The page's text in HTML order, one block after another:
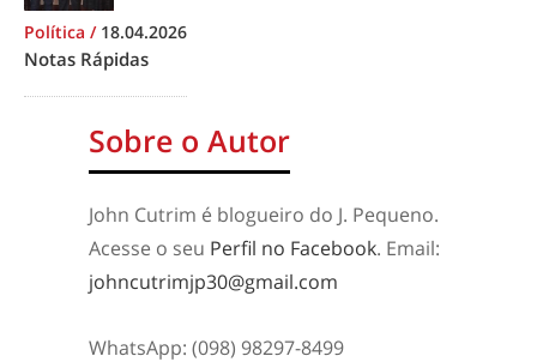
Política / 18.04.2026
Notas Rápidas
Sobre o Autor
John Cutrim é blogueiro do J. Pequeno.
Acesse o seu Perfil no Facebook. Email:
johncutrimjp30@gmail.com
WhatsApp: (098) 98297-8499